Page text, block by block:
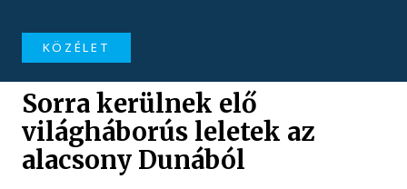
KÖZÉLET
Sorra kerülnek elő
világháborús leletek az
alacsony Dunából